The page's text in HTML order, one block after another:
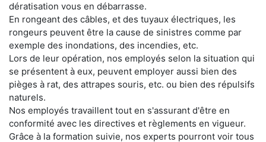
dératisation vous en débarrasse.
En rongeant des câbles, et des tuyaux électriques, les
rongeurs peuvent être la cause de sinistres comme par
exemple des inondations, des incendies, etc.
Lors de leur opération, nos employés selon la situation qui
se présentent à eux, peuvent employer aussi bien des
pièges à rat, des attrapes souris, etc. ou bien des répulsifs
naturels.
Nos employés travaillent tout en s'assurant d'être en
conformité avec les directives et règlements en vigueur.
Grâce à la formation suivie, nos experts pourront voir tous